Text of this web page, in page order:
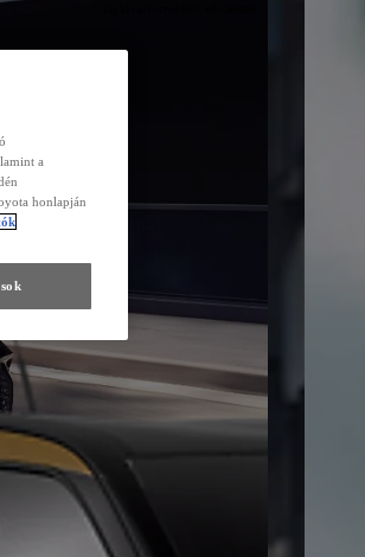
a
honlapján